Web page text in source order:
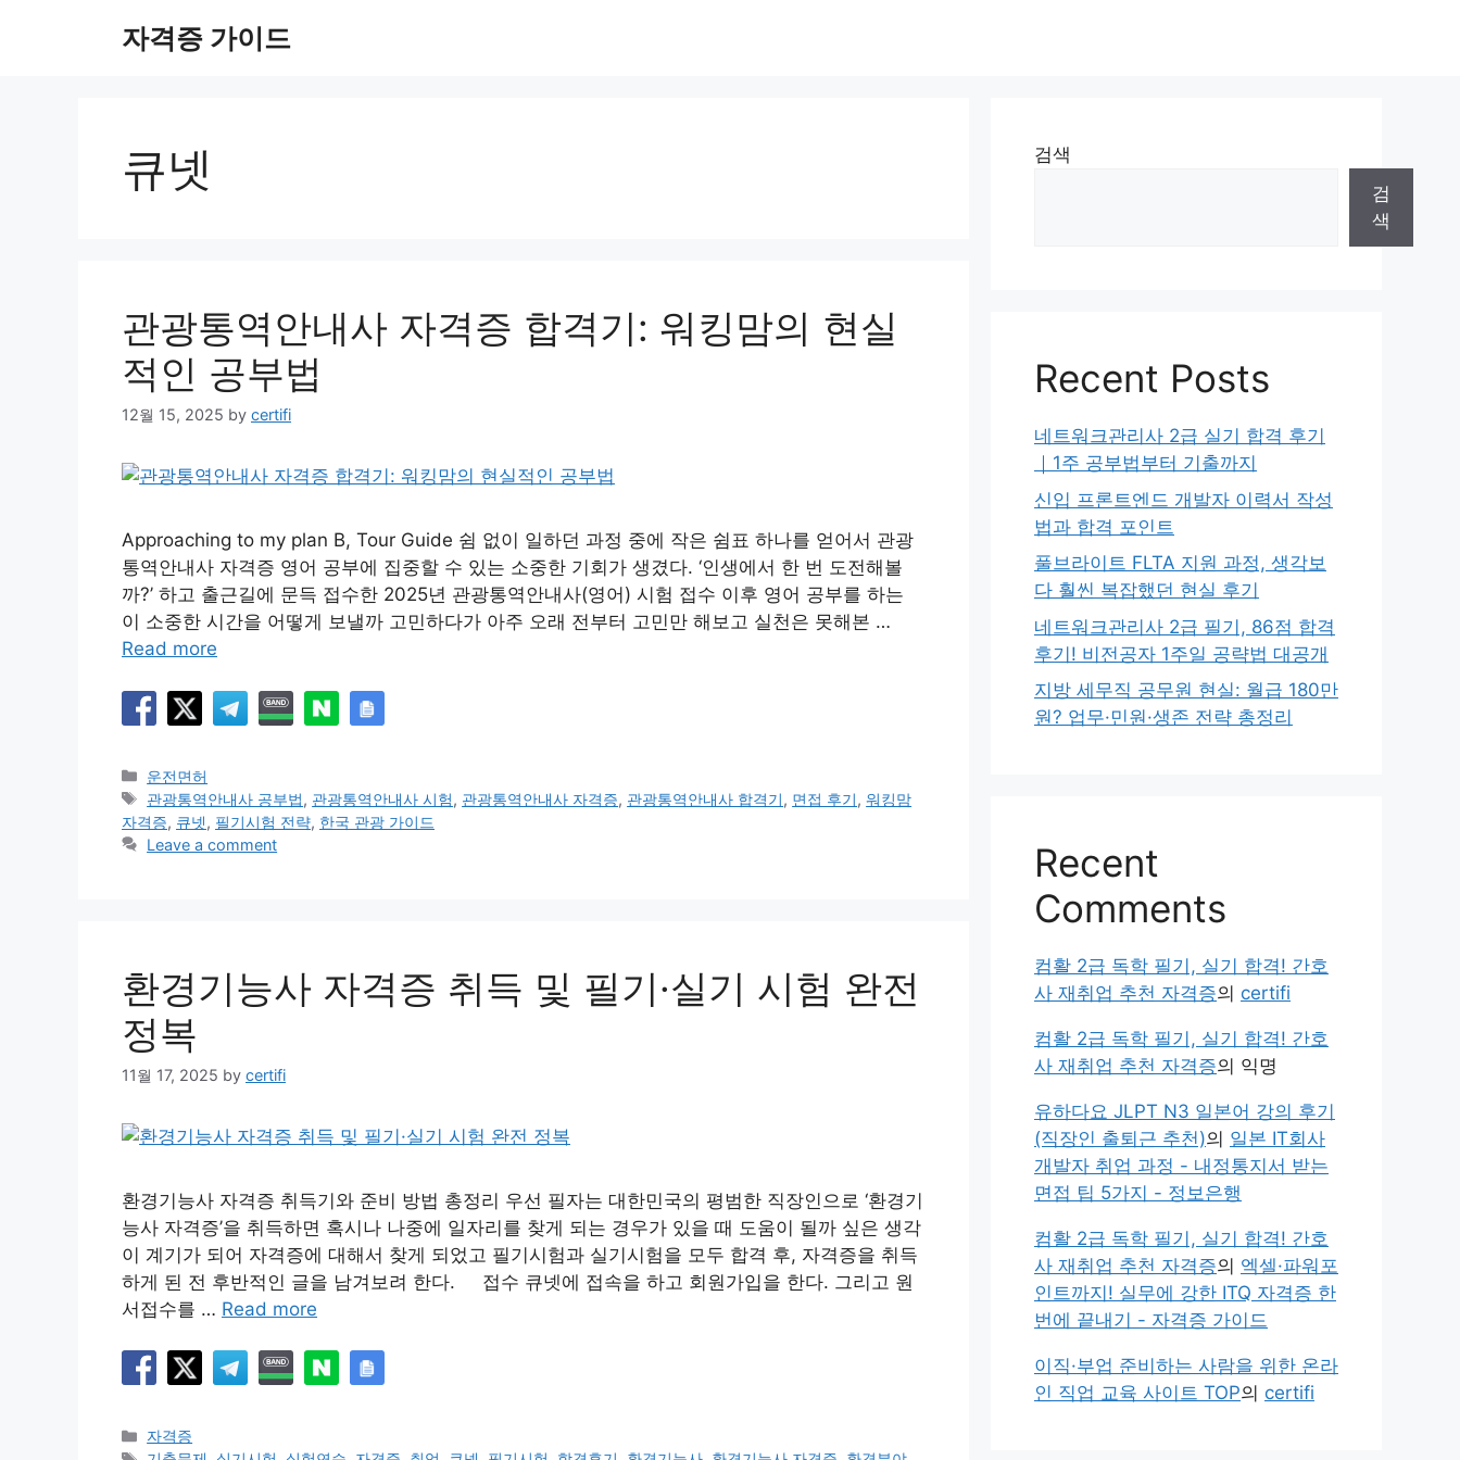
자격증 가이드
큐넷
관광통역안내사 자격증 합격기: 워킹맘의 현실
적인 공부법
12월 15, 2025 by certifi
Approaching to my plan B, Tour Guide 쉼 없이 일하던 과정 중에 작은 쉼표 하나를 얻어서 관광
통역안내사 자격증 영어 공부에 집중할 수 있는 소중한 기회가 생겼다. ‘인생에서 한 번 도전해볼
까?’ 하고 출근길에 문득 접수한 2025년 관광통역안내사(영어) 시험 접수 이후 영어 공부를 하는
이 소중한 시간을 어떻게 보낼까 고민하다가 아주 오래 전부터 고민만 해보고 실천은 못해본 …
Read more
Categories
운전면허
Tags
관광통역안내사 공부법, 관광통역안내사 시험, 관광통역안내사 자격증, 관광통역안내사 합격기, 면접 후기,워킹맘
자격증, 큐넷, 필기시험 전략, 한국 관광 가이드
Leave a comment
환경기능사 자격증 취득 및 필기·실기 시험 완전
정복
11월 17, 2025 by certifi
환경기능사 자격증 취득기와 준비 방법 총정리 우선 필자는 대한민국의 평범한 직장인으로 ‘환경기
능사 자격증’을 취득하면 혹시나 나중에 일자리를 찾게 되는 경우가 있을 때 도움이 될까 싶은 생각
이 계기가 되어 자격증에 대해서 찾게 되었고 필기시험과 실기시험을 모두 합격 후, 자격증을 취득
하게 된 전 후반적인 글을 남겨보려 한다. 접수 큐넷에 접속을 하고 회원가입을 한다. 그리고 원
서접수를 … Read more
Categories
자격증
검색
검
색
Recent Posts
네트워크관리사 2급 실기 합격 후기
｜1주 공부법부터 기출까지
신입 프론트엔드 개발자 이력서 작성
법과 합격 포인트
풀브라이트 FLTA 지원 과정, 생각보
다 훨씬 복잡했던 현실 후기
네트워크관리사 2급 필기, 86점 합격
후기! 비전공자 1주일 공략법 대공개
지방 세무직 공무원 현실: 월급 180만
원? 업무·민원·생존 전략 총정리
Recent
Comments
컴활 2급 독학 필기, 실기 합격! 간호
사 재취업 추천 자격증의 certifi
컴활 2급 독학 필기, 실기 합격! 간호
사 재취업 추천 자격증의 익명
유하다요 JLPT N3 일본어 강의 후기
(직장인 출퇴근 추천)의 일본 IT회사
개발자 취업 과정 - 내정통지서 받는
면접 팁 5가지 - 정보은행
컴활 2급 독학 필기, 실기 합격! 간호
사 재취업 추천 자격증의 엑셀·파워포
인트까지! 실무에 강한 ITQ 자격증 한
번에 끝내기 - 자격증 가이드
이직·부업 준비하는 사람을 위한 온라
인 직업 교육 사이트 TOP의 certifi